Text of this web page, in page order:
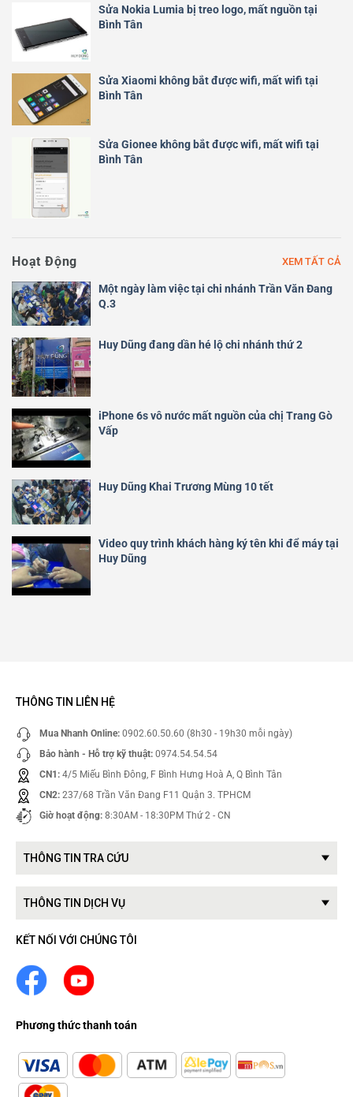
Sửa Nokia Lumia bị treo logo, mất nguồn tại
Bình Tân
Sửa Xiaomi không bắt được wifi, mất wifi tại
Bình Tân
Sửa Gionee không bắt được wifi, mất wifi tại
Bình Tân
Hoạt Động XEM TẤT CẢ
Một ngày làm việc tại chi nhánh Trần Văn Đang
Q.3
Huy Dũng đang dần hé lộ chi nhánh thứ 2
iPhone 6s vô nước mất nguồn của chị Trang Gò
Vấp
Huy Dũng Khai Trương Mùng 10 tết
Video quy trình khách hàng ký tên khi để máy tại
Huy Dũng
THÔNG TIN LIÊN HỆ
Mua Nhanh Online: 0902.60.50.60 (8h30 - 19h30 mỗi ngày)
Bảo hành - Hỗ trợ kỹ thuật: 0974.54.54.54
CN1: 4/5 Miếu Bình Đông, F Bình Hưng Hoà A, Q Bình Tân
CN2: 237/68 Trần Văn Đang F11 Quận 3. TPHCM
Giờ hoạt động: 8:30AM - 18:30PM Thứ 2 - CN
THÔNG TIN TRA CỨU
THÔNG TIN DỊCH VỤ
KẾT NỐI VỚI CHÚNG TÔI
Phương thức thanh toán